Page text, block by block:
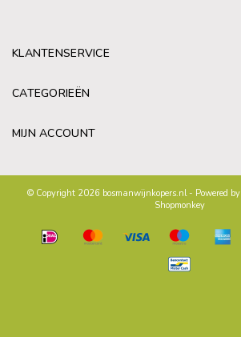
KLANTENSERVICE
CATEGORIEËN
MIJN ACCOUNT
© Copyright 2026 bosmanwijnkopers.nl - Powered by
Shopmonkey